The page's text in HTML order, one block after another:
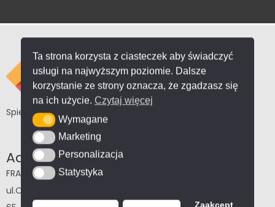
Ta strona korzysta z ciasteczek aby świadczyć
usługi na najwyższym poziomie. Dalsze
korzystanie ze strony oznacza, że zgadzasz się
na ich użycie. Czytaj więcej
WymaganeWymagane
MarketingMarketing
Personalizacja
Personalizacja
StatystykaStatystyka
Zaakcept
Spieki i konglomeraty kwarcowe, kamienie naturalne
Administrator strony
FRANKO Sp. z o.o.
ul.Osadnicza 35